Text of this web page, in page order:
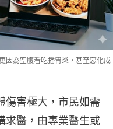
因為空腹看吃播胃炎，甚至惡化成
傷害極大，市民如需
求醫，由專業醫生或